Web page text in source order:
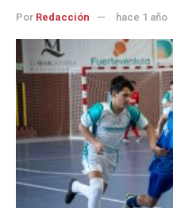
Por Redacción hace 1 año